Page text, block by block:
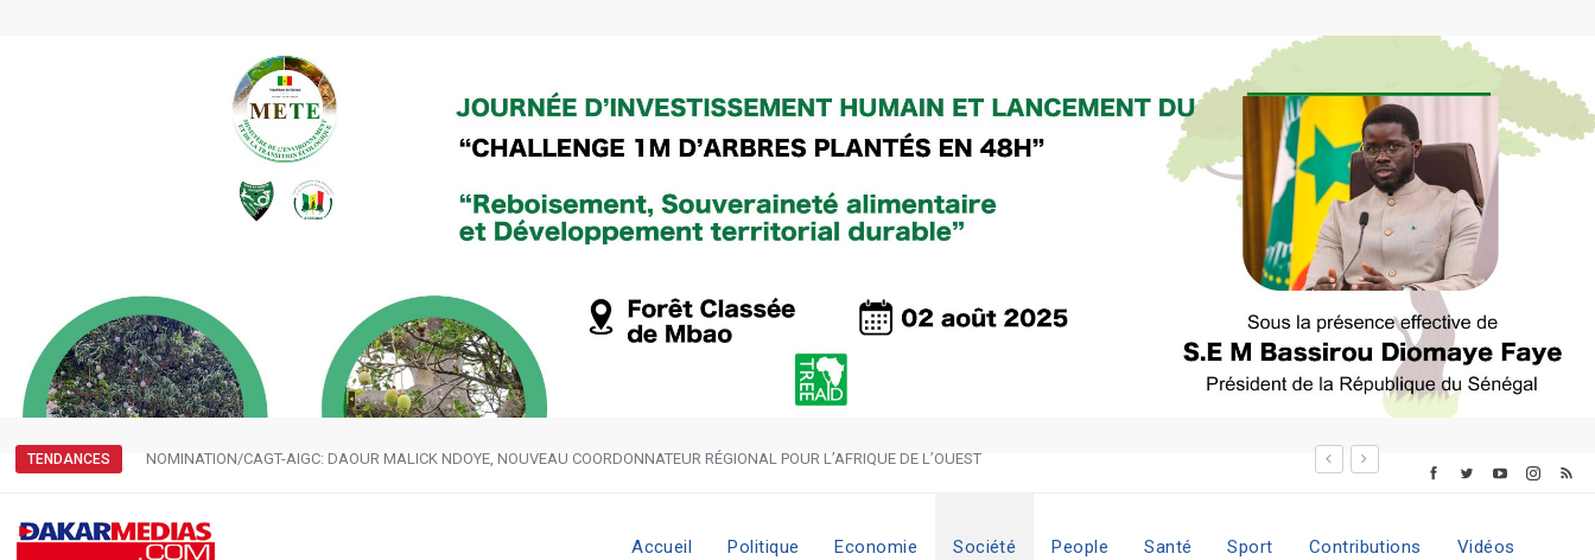
TENDANCES NOMINATION/CAGT-AIGC: DAOUR MALICK NDOYE, NOUVEAU COORDONNATEUR RÉGIONAL POUR L’AFRIQUE DE L’OUEST
Accueil Politique Economie Société People Santé Sport Contributions Vidéos